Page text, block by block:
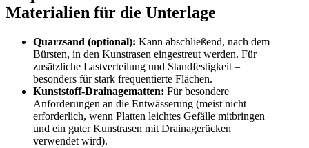
Materialien für die Unterlage
Quarzsand (optional): Kann abschließend, nach dem
Bürsten, in den Kunstrasen eingestreut werden. Für
zusätzliche Lastverteilung und Standfestigkeit –
besonders für stark frequentierte Flächen.
Kunststoff-Drainagematten: Für besondere
Anforderungen an die Entwässerung (meist nicht
erforderlich, wenn Platten leichtes Gefälle mitbringen
und ein guter Kunstrasen mit Drainagerücken
verwendet wird).